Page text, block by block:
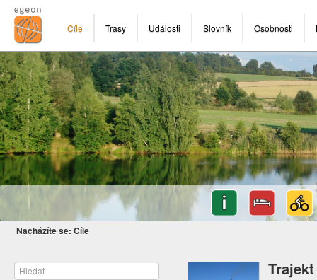
Cíle Trasy Události Slovník Osobnosti
Nacházíte se: Cíle